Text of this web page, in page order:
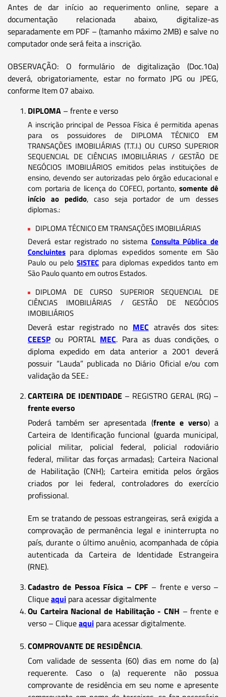
Antes de dar início ao requerimento online, separe a
documentação relacionada abaixo, digitalize-as
separadamente em PDF – (tamanho máximo 2MB) e salve no
computador onde será feita a inscrição.
OBSERVAÇÃO: O formulário de digitalização (Doc.10a)
deverá, obrigatoriamente, estar no formato JPG ou JPEG,
conforme Item 07 abaixo.
DIPLOMA – frente e verso
A inscrição principal de Pessoa Física é permitida apenas
para os possuidores de DIPLOMA TÉCNICO EM
TRANSAÇÕES IMOBILIÁRIAS (T.T.I.) OU CURSO SUPERIOR
SEQUENCIAL DE CIÊNCIAS IMOBILIÁRIAS / GESTÃO DE
NEGÓCIOS IMOBILIÁRIOS emitidos pelas instituições de
ensino, devendo ser autorizadas pelo órgão educacional e
com portaria de licença do COFECI, portanto, somente dê
início ao pedido, caso seja portador de um desses
diplomas.:
DIPLOMA TÉCNICO EM TRANSAÇÕES IMOBILIÁRIAS
Deverá estar registrado no sistema Consulta Pública de
Concluintes para diplomas expedidos somente em São
Paulo ou pelo SISTEC para diplomas expedidos tanto em
São Paulo quanto em outros Estados.
DIPLOMA DE CURSO SUPERIOR SEQUENCIAL DE
CIÊNCIAS IMOBILIÁRIAS / GESTÃO DE NEGÓCIOS
IMOBILIÁRIOS
Deverá estar registrado no MEC através dos sites:
CEESP ou PORTAL MEC. Para as duas condições, o
diploma expedido em data anterior a 2001 deverá
possuir “Lauda” publicada no Diário Oficial e/ou com
validação da SEE.:
CARTEIRA DE IDENTIDADE – REGISTRO GERAL (RG) –
frente everso
Poderá também ser apresentada (frente e verso) a
Carteira de Identificação funcional (guarda municipal,
policial militar, policial federal, policial rodoviário
federal, militar das forças armadas); Carteira Nacional
de Habilitação (CNH); Carteira emitida pelos órgãos
criados por lei federal, controladores do exercício
profissional.
Em se tratando de pessoas estrangeiras, será exigida a
comprovação de permanência legal e ininterrupta no
país, durante o último anuênio, acompanhada de cópia
autenticada da Carteira de Identidade Estrangeira
(RNE).
Cadastro de Pessoa Física – CPF – frente e verso –
Cliqueaqui para acessar digitalmente
Ou Carteira Nacional de Habilitação - CNH – frente e
verso – Cliqueaqui para acessar digitalmente.
COMPROVANTE DE RESIDÊNCIA.
Com validade de sessenta (60) dias em nome do (a)
requerente. Caso o (a) requerente não possua
comprovante de residência em seu nome e apresente